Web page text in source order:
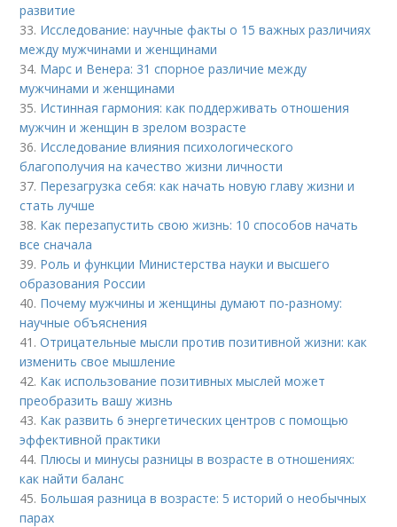
развитие
33. Исследование: научные факты о 15 важных различиях
между мужчинами и женщинами
34. Марс и Венера: 31 спорное различие между
мужчинами и женщинами
35. Истинная гармония: как поддерживать отношения
мужчин и женщин в зрелом возрасте
36. Исследование влияния психологического
благополучия на качество жизни личности
37. Перезагрузка себя: как начать новую главу жизни и
стать лучше
38. Как перезапустить свою жизнь: 10 способов начать
все сначала
39. Роль и функции Министерства науки и высшего
образования России
40. Почему мужчины и женщины думают по-разному:
научные объяснения
41.Отрицательные мысли против позитивной жизни: как
изменить свое мышление
42. Как использование позитивных мыслей может
преобразить вашу жизнь
43. Как развить 6 энергетических центров с помощью
эффективной практики
44. Плюсы и минусы разницы в возрасте в отношениях:
как найти баланс
45. Большая разница в возрасте: 5 историй о необычных
парах